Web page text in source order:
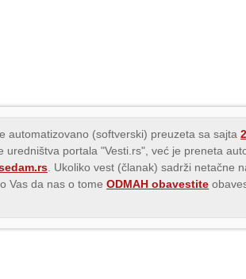
automatizovano (softverski) preuzeta sa sajta
uredništva portala "Vesti.rs", već je preneta
. Ukoliko vest (članak) sadrži netačne
Vas da nas o tome ODMAH obavestite